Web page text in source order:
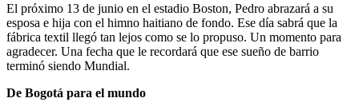
El próximo 13 de junio en el estadio Boston, Pedro abrazará a su
esposa e hija con el himno haitiano de fondo. Ese día sabrá que la
fábrica textil llegó tan lejos como se lo propuso. Un momento para
agradecer. Una fecha que le recordará que ese sueño de barrio
terminó siendo Mundial.
De Bogotá para el mundo